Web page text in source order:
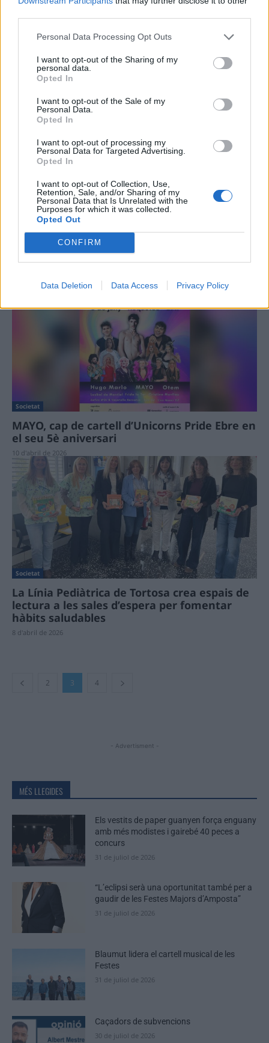
Personal Data Processing Opt Outs
I want to opt-out of the Sharing of my
personal data.
Opted In
I want to opt-out of the Sale of my
Personal Data.
Opted In
I want to opt-out of processing my
Personal Data for Targeted Advertising.
Opted In
I want to opt-out of Collection, Use,
Retention, Sale, and/or Sharing of my
Personal Data that Is Unrelated with the
Purposes for which it was collected.
Opted Out
CONFIRM
Data Deletion Data Access Privacy Policy
Els municipis costaners sol·liciten 6.285
13 d'abril de 2026
Agricultura enllesteix les obres de 25 camins
del Penedès i les Terres de l’Ebre afectats per
10 d'abril de 2026
Societat
MAYO, cap de cartell d’Unicorns Pride Ebre en
el seu 5è aniversari
10 d'abril de 2026
Societat
La Línia Pediàtrica de Tortosa crea espais de
lectura a les sales d’espera per fomentar
hàbits saludables
8 d'abril de 2026
2 3 4
- Advertisment -
MÉS LLEGIDES
Els vestits de paper guanyen força enguany
amb més modistes i gairebé 40 peces a
concurs
31 de juliol de 2026
“L’eclipsi serà una oportunitat també per a
gaudir de les Festes Majors d’Amposta”
31 de juliol de 2026
Blaumut lidera el cartell musical de les
Festes
31 de juliol de 2026
Caçadors de subvencions
30 de juliol de 2026